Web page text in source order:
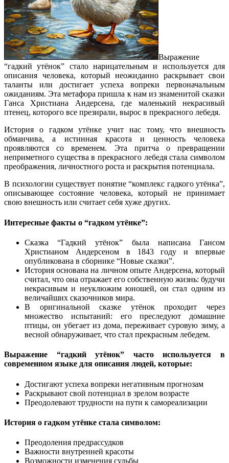
Выражение
“гадкий утёнок” стало нарицательным и используется для
описания человека, который неожиданно раскрывает свои
таланты или достигает успеха вопреки первоначальным
ожиданиям. Эта метафора пришла к нам из знаменитой сказки
Ганса Христиана Андерсена, где маленький некрасивый
птенец, которого все презирали, вырос в прекрасного лебедя.
История о гадком утёнке учит нас тому, что внешность
обманчива, а истинная красота и ценность человека
проявляются со временем. Эта притча о превращении
неприметного существа в прекрасного лебедя стала символом
преображения, личностного роста и раскрытия потенциала.
В психологии существует понятие “комплекс гадкого утёнка”,
описывающее состояние человека, который не принимает
свою внешность или считает себя хуже других.
Интересные факты о “гадком утёнке”:
Сказка “Гадкий утёнок” была написана Гансом
Христианом Андерсеном в 1843 году и впервые
опубликована в сборнике “Новые сказки”.
История основана на личном опыте Андерсена, который
считал, что она отражает его собственную жизнь: будучи
некрасивым и неуклюжим юношей, он стал одним из
величайших сказочников мира.
В оригинальной сказке утёнок проходит через
множество испытаний: его преследуют домашние
птицы, он убегает из дома, переживает суровую зиму, а
весной обнаруживает, что стал прекрасным лебедем.
Выражение “гадкий утёнок” часто используется в
современном языке для описания людей, которые:
Достигают успеха вопреки негативным прогнозам
Раскрывают свой потенциал в зрелом возрасте
Преодолевают трудности на пути к самореализации
История о гадком утёнке стала символом:
Преодоления предрассудков
Важности внутренней красоты
Возможности изменения судьбы